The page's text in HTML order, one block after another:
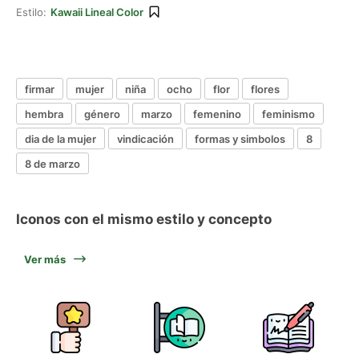
Estilo: Kawaii Lineal Color
firmar mujer niña ocho flor
flores
hembra
género marzo femenino
feminismo
dia de la mujer
vindicación formas y simbolos
8
8 de marzo
Iconos con el mismo estilo y concepto
Ver más